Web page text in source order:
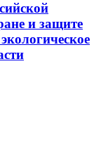
и защите